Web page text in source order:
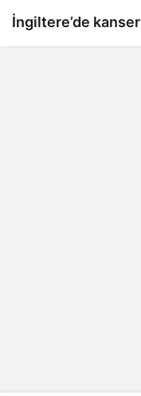
İngiltere’de kanser